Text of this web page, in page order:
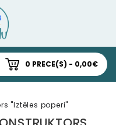
0 PRECE(S) - 0,00€
"Iztēles poperi"